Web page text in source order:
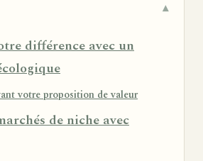
différence avec un
votre proposition de valeur
de niche avec